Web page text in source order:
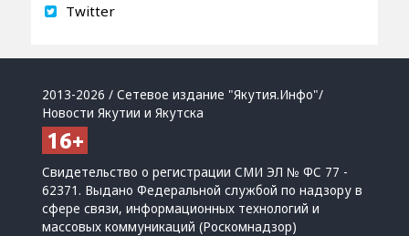
Twitter
2013-2026 / Сетевое издание "Якутия.Инфо"/
Новости Якутии и Якутска
Свидетельство о регистрации СМИ ЭЛ № ФС 77 -
62371. Выдано Федеральной службой по надзору в
сфере связи, информационных технологий и
массовых коммуникаций (Роскомнадзор)